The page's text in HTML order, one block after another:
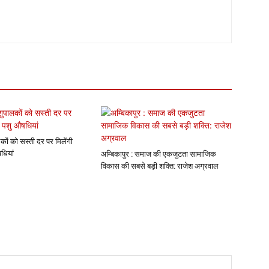
को सस्ती दर पर मिलेंगी
अम्बिकापुर : समाज की एकजुटता सामाजिक
विकास की सबसे बड़ी शक्ति: राजेश अग्रवाल